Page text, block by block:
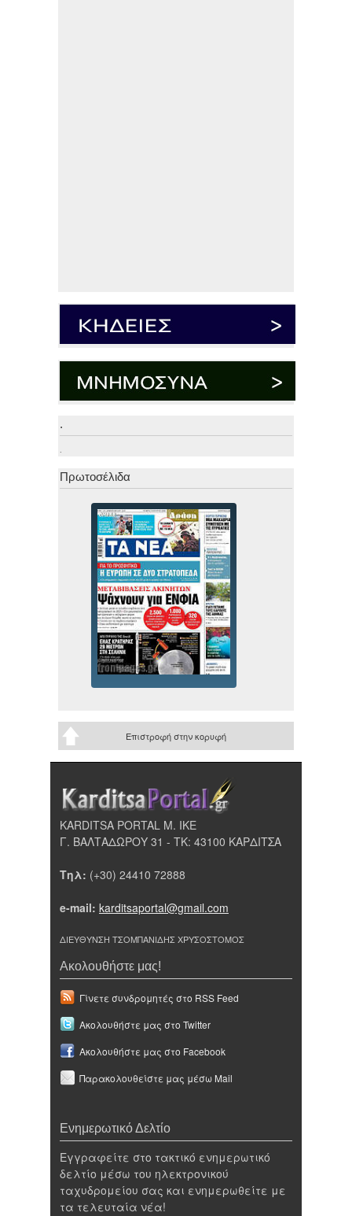
.
.
Πρωτοσέλιδα
Επιστροφή στην κορυφή
KARDITSA PORTAL Μ. ΙΚΕ
Γ. ΒΑΛΤΑΔΩΡΟΥ 31 - ΤΚ: 43100 ΚΑΡΔΙΤΣΑ
Τηλ: (+30) 24410 72888
e-mail: karditsaportal@gmail.com
ΔΙΕΥΘΥΝΣΗ ΤΣΟΜΠΑΝΙΔΗΣ ΧΡΥΣΟΣΤΟΜΟΣ
Ακολουθήστε μας!
Γίνετε συνδρομητές στο RSS Feed
Ακολουθήστε μας στο Twitter
Ακολουθήστε μας στο Facebook
Παρακολουθείστε μας μέσω Mail
Ενημερωτικό Δελτίο
Εγγραφείτε στο τακτικό ενημερωτικό
δελτίο μέσω του ηλεκτρονικού
ταχυδρομείου σας και ενημερωθείτε με
τα τελευταία νέα!